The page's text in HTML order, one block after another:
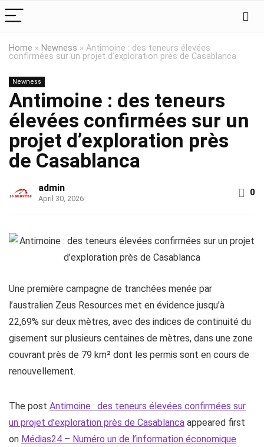
Home » Newness » Antimoine : des teneurs élevées
confirmées sur un projet d’exploration près de Casablanca
Newness
Antimoine : des teneurs
élevées confirmées sur un
projet d’exploration près
de Casablanca
admin
April 30, 2026
0
Une première campagne de tranchées menée par
l’australien Zeus Resources met en évidence jusqu’à
22,69% sur deux mètres, avec des indices de continuité du
gisement sur plusieurs centaines de mètres, dans une zone
couvrant près de 79 km² dont les permis sont en cours de
renouvellement.
The post Antimoine : des teneurs élevées confirmées sur
un projet d’exploration près de Casablanca appeared first
on Médias24 – Numéro un de l’information économique